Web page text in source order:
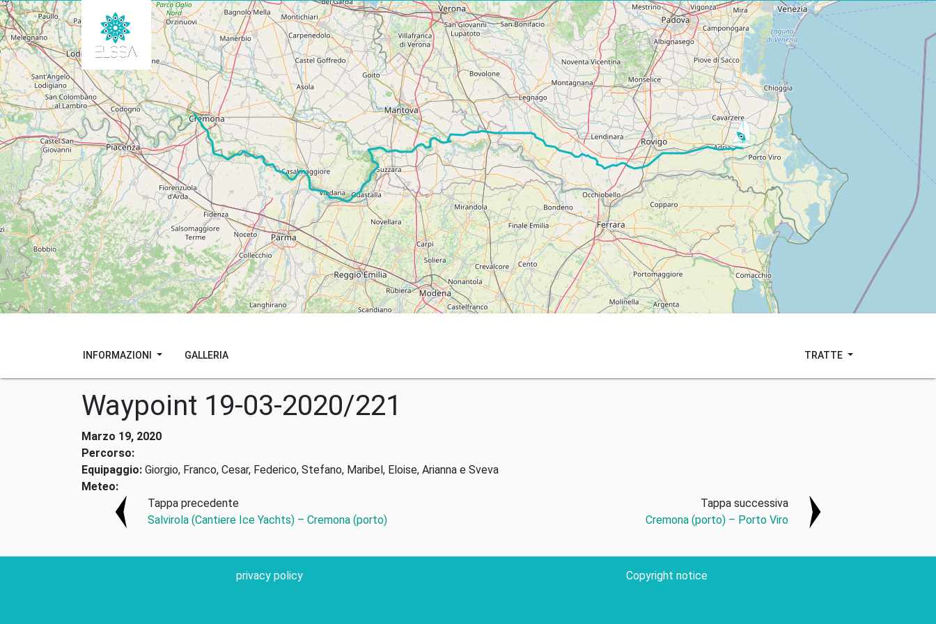
INFORMAZIONI GALLERIA TRATTE
Waypoint 19-03-2020/221
Marzo 19, 2020
Percorso:
Equipaggio: Giorgio, Franco, Cesar, Federico, Stefano, Maribel, Eloise, Arianna e Sveva
Meteo:
Tappa precedente
Salvirola (Cantiere Ice Yachts) – Cremona (porto)
Tappa successiva
Cremona (porto) – Porto Viro
privacy policy Copyright notice